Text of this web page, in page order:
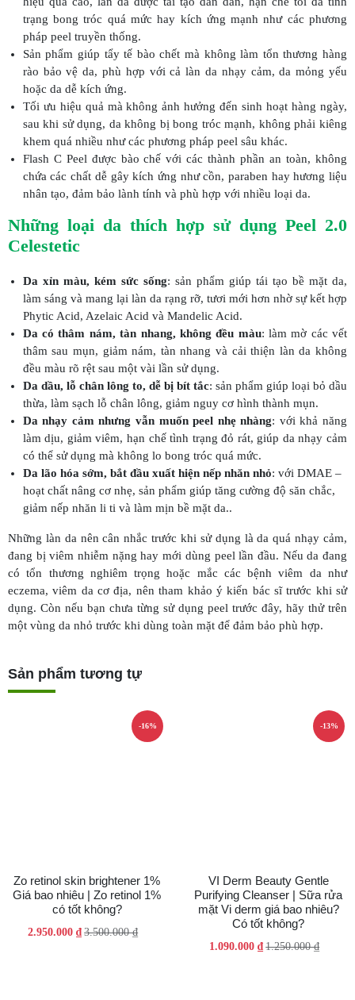
trạng bong tróc quá mức hay kích ứng mạnh như các phương
pháp peel truyền thống.
Sản phẩm giúp tẩy tế bào chết mà không làm tổn thương hàng
rào bảo vệ da, phù hợp với cả làn da nhạy cảm, da mỏng yếu
hoặc da dễ kích ứng.
Tối ưu hiệu quả mà không ảnh hưởng đến sinh hoạt hàng ngày,
sau khi sử dụng, da không bị bong tróc mạnh, không phải kiêng
khem quá nhiều như các phương pháp peel sâu khác.
Flash C Peel được bào chế với các thành phần an toàn, không
chứa các chất dễ gây kích ứng như cồn, paraben hay hương liệu
nhân tạo, đảm bảo lành tính và phù hợp với nhiều loại da.
Những loại da thích hợp sử dụng Peel 2.0
Celestetic
Da xỉn màu, kém sức sống: sản phẩm giúp tái tạo bề mặt da,
làm sáng và mang lại làn da rạng rỡ, tươi mới hơn nhờ sự kết hợp
Phytic Acid, Azelaic Acid và Mandelic Acid.
Da có thâm nám, tàn nhang, không đều màu: làm mờ các vết
thâm sau mụn, giảm nám, tàn nhang và cải thiện làn da không
đều màu rõ rệt sau một vài lần sử dụng.
Da dầu, lỗ chân lông to, dễ bị bít tắc: sản phẩm giúp loại bỏ dầu
thừa, làm sạch lỗ chân lông, giảm nguy cơ hình thành mụn.
Da nhạy cảm nhưng vẫn muốn peel nhẹ nhàng: với khả năng
làm dịu, giảm viêm, hạn chế tình trạng đỏ rát, giúp da nhạy cảm
có thể sử dụng mà không lo bong tróc quá mức.
Da lão hóa sớm, bắt đầu xuất hiện nếp nhăn nhỏ: với DMAE –
hoạt chất nâng cơ nhẹ, sản phẩm giúp tăng cường độ săn chắc,
giảm nếp nhăn li ti và làm mịn bề mặt da..
Những làn da nên cân nhắc trước khi sử dụng là da quá nhạy cảm,
đang bị viêm nhiễm nặng hay mới dùng peel lần đầu. Nếu da đang
có tổn thương nghiêm trọng hoặc mắc các bệnh viêm da như
eczema, viêm da cơ địa, nên tham khảo ý kiến bác sĩ trước khi sử
dụng. Còn nếu bạn chưa từng sử dụng peel trước đây, hãy thử trên
một vùng da nhỏ trước khi dùng toàn mặt để đảm bảo phù hợp.
Sản phẩm tương tự
-16%
Zo retinol skin brightener 1%
Giá bao nhiêu | Zo retinol 1%
có tốt không?
3.500.000₫
Giá
2.950.000 ₫ Giá
-13%
VI Derm Beauty Gentle
Purifying Cleanser | Sữa rửa
mặt Vi derm giá bao nhiêu?
Có tốt không?
1.250.000₫
Giá
1.090.000 ₫ Giá